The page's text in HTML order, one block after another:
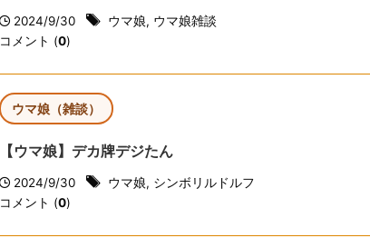
2024/9/30 ウマ娘, ウマ娘雑談
コメント (0)
ウマ娘（雑談）
【ウマ娘】デカ牌デジたん
2024/9/30 ウマ娘, シンボリルドルフ
コメント (0)